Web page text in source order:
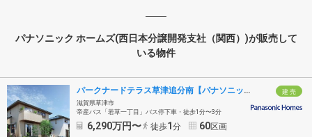
パナソニック ホームズ(西日本分譲開発支社（関西）)が販売して
いる物件
建 売
パークナードテラス草津追分南【パナソニックホームズ
滋賀県草津市
帝産バス「若草一丁目」バス停下車・徒歩1分〜3分
6,290万円〜 徒歩1 分 60区画